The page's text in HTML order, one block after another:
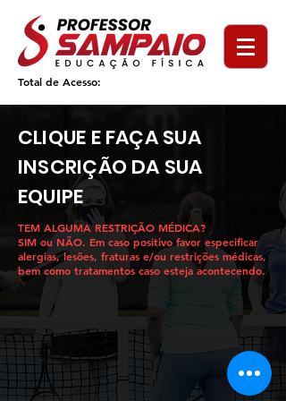
Total de Acesso:
CLIQUE E FAÇA SUA
INSCRIÇÃO DA SUA
EQUIPE
TEM ALGUMA RESTRIÇÃO MÉDICA?
SIM ou NÃO. Em caso positivo favor especificar
alergias, lesões, fraturas e/ou restrições médicas,
bem como tratamentos caso esteja acontecendo.